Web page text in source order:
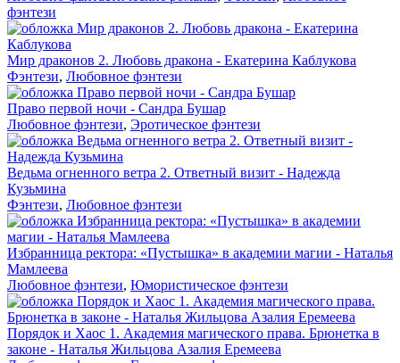
фэнтези
Мир драконов 2. Любовь дракона - Екатерина Каблукова
Фэнтези, Любовное фэнтези
Право первой ночи - Сандра Бушар
Любовное фэнтези, Эротическое фэнтези
Ведьма огненного ветра 2. Ответный визит - Надежда
Кузьмина
Фэнтези, Любовное фэнтези
Избранница ректора: «Пустышка» в академии магии - Наталья
Мамлеева
Любовное фэнтези, Юмористическое фэнтези
Порядок и Хаос 1. Академия магического права. Брюнетка в
законе - Наталья Жильцова Азалия Еремеева